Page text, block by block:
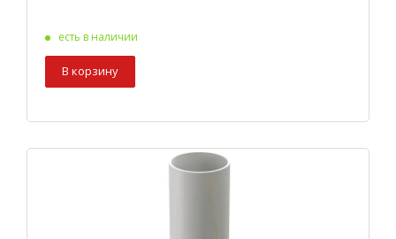
есть в наличии
В корзину